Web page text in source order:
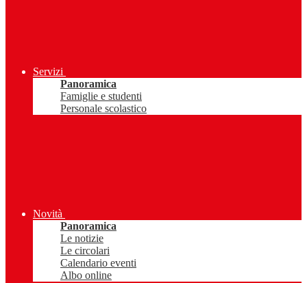
Servizi
Panoramica
Famiglie e studenti
Personale scolastico
Novità
Panoramica
Le notizie
Le circolari
Calendario eventi
Albo online